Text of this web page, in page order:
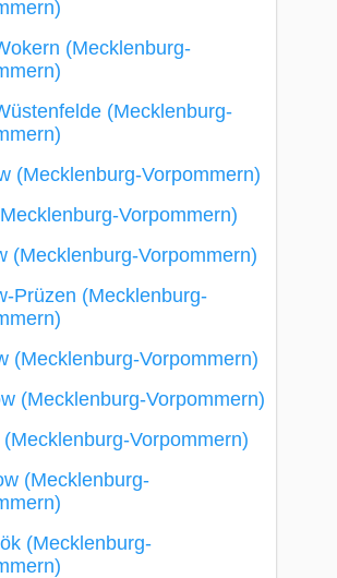
(Mecklenburg-
(Mecklenburg-
(Mecklenburg-Vorpommern)
Vorpommern)
(Mecklenburg-Vorpommern)
Prüzen (Mecklenburg-
(Mecklenburg-Vorpommern)
(Mecklenburg-Vorpommern)
Vorpommern)
(Mecklenburg-
(Mecklenburg-